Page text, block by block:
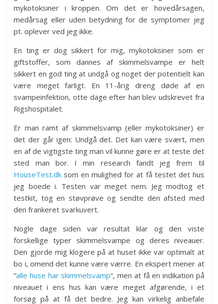
mykotoksiner i kroppen. Om det er hovedårsagen,
medårsag eller uden betydning for de symptomer jeg
pt. oplever ved jeg ikke.
En ting er dog sikkert for mig, mykotoksiner som er
giftstoffer, som dannes af skimmelsvampe er helt
sikkert en god ting at undgå og noget der potentielt kan
være meget farligt. En 11-årig dreng døde af en
svampeinfektion, otte dage efter han blev udskrevet fra
Rigshospitalet.
Er man ramt af skimmelsvamp (eller mykotoksiner) er
det der går igen: Undgå det. Det kan være svært, men
en af de vigtigste ting man vil kunne gøre er at teste det
sted man bor. I min research fandt jeg frem til
HouseTest.dk som en mulighed for at få testet det hus
jeg boede i. Testen var meget nem. Jeg modtog et
testkit, tog en støvprøve og sendte den afsted med
den frankeret svarkuvert.
Nogle dage siden var resultat klar og den viste
forskellige typer skimmelsvampe og deres niveauer.
Den gjorde mig klogere på at huset ikke var optimalt at
bo i, omend det kunne være værre. En ekspert mener at
“alle huse har skimmelsvamp“, men at få en indikation på
niveauet i ens hus kan være meget afgørende, i et
forsøg på at få det bedre. Jeg kan virkelig anbefale